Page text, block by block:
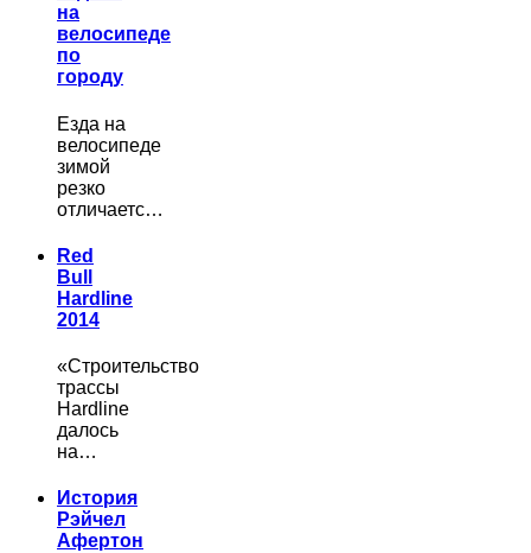
на
велосипеде
по
городу
Езда на
велосипеде
зимой
резко
отличаетс…
Red
Bull
Hardline
2014
«Строительство
трассы
Hardline
далось
на…
История
Рэйчел
Афертон